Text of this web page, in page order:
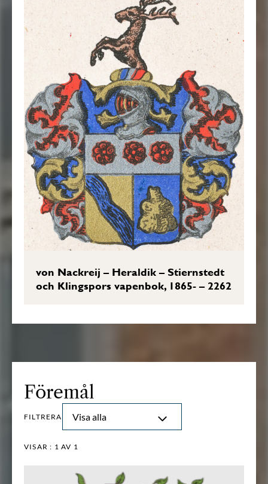
von Nackreij – Heraldik – Stiernstedt
och Klingspors vapenbok, 1865- – 2262
Föremål
FILTRERA Visa alla
VISAR : 1 AV 1